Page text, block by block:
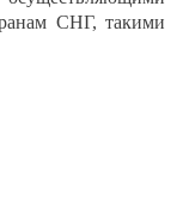
СНГ, такими